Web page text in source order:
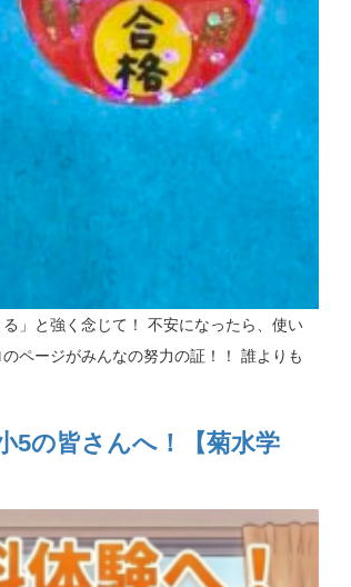
る」と強く念じて！ 不安になったら、使い
ページがみんなの努力の証！！ 誰よりも
5の皆さんへ！【菊水学